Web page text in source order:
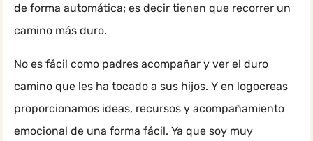
de forma automática; es decir tienen que recorrer un
camino más duro.
No es fácil como padres acompañar y ver el duro
camino que les ha tocado a sus hijos. Y en logocreas
proporcionamos ideas, recursos y acompañamiento
emocional de una forma fácil. Ya que soy muy